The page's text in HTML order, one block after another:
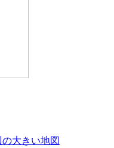
大きい地図